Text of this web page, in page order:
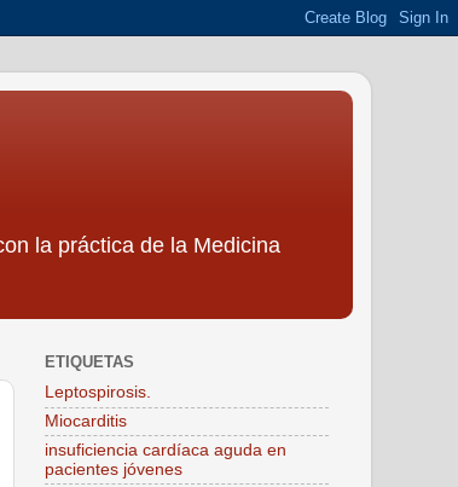
la práctica de la Medicina
ETIQUETAS
Leptospirosis.
Miocarditis
insuficiencia cardíaca aguda en
pacientes jóvenes